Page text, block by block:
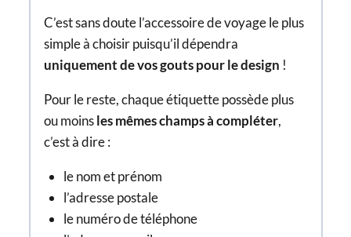
C’est sans doute l’accessoire de voyage le plus
simple à choisir puisqu’il dépendra
uniquement de vos gouts pour le design !
Pour le reste, chaque étiquette possède plus
ou moinsles mêmes champs à compléter,
c’est à dire :
le nom et prénom
l’adresse postale
le numéro de téléphone